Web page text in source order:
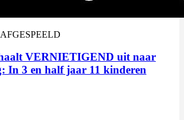
VERNIETIGEND uit naar
In 3 en half jaar 11 kinderen